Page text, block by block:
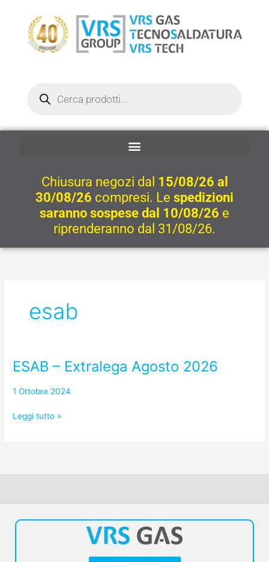
contenuto
Chiusura negozi dal 15/08/26 al
30/08/26 compresi. Le spedizioni
saranno sospese dal 10/08/26 e
riprenderanno dal 31/08/26.
esab
ESAB – Extralega Agosto 2026
1 Ottobre 2024
ESAB
Extralega
2026
Leggi tutto »